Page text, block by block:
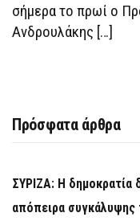
σήμερα το πρωί ο
Ανδρουλάκης […]
Πρόσφατα άρθρα
ΣΥΡΙΖΑ: Η δημοκρατία
απόπειρα